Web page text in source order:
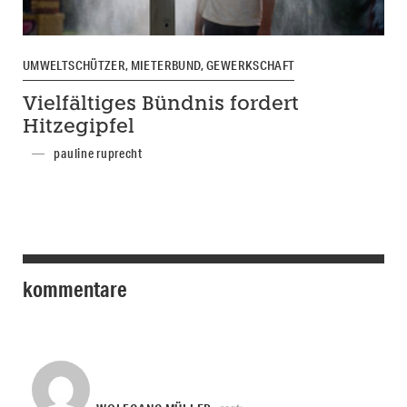
UMWELTSCHÜTZER, MIETERBUND, GEWERKSCHAFT
Vielfältiges Bündnis fordert
Hitzegipfel
pauline ruprecht
kommentare